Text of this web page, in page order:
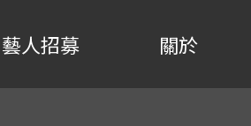
藝人招募 關於